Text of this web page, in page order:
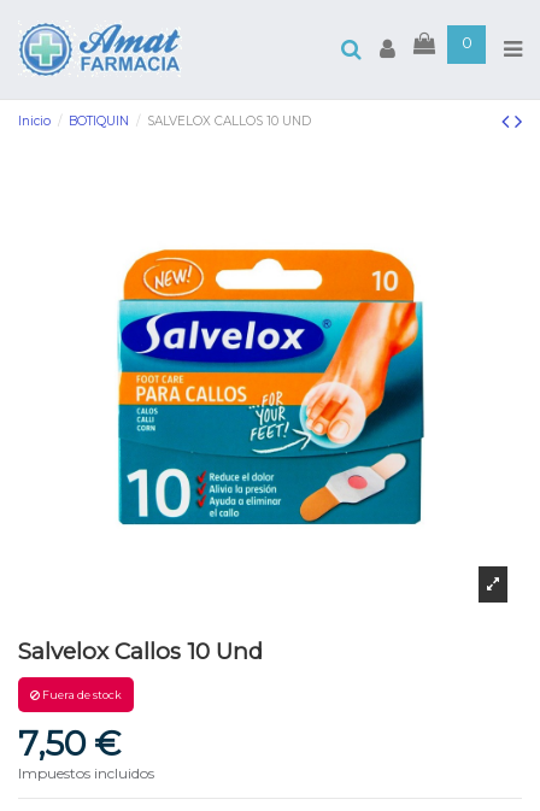
0
Inicio BOTIQUIN SALVELOX CALLOS 10 UND
Salvelox Callos 10 Und
Fuera de stock
7,50 €
Impuestos incluidos